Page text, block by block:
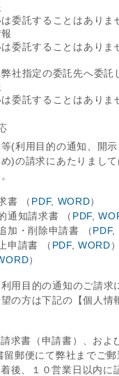
委託することはありま
委託することはありま
社指定の委託先へ委託
委託することはありま
(利用目的の通知、開
)の請求にあたりまし
書 （ PDF, WORD）
通知請求書 （ PDF ,
・削除申請書 （PDF,
申請書 （ PDF,WORD）
）
用目的の通知のご請求
の方は下記の【個人情
求書（申請書）、お
郵便にて弊社までご郵
後、１０営業日以内に